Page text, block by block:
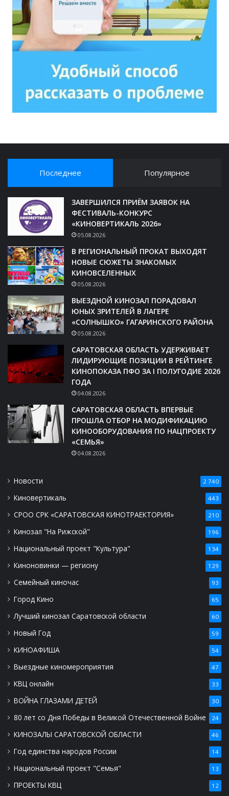
Последнее Популярное
ЗАВЕРШИЛСЯ ПРИЁМ ЗАЯВОК НА
ФЕСТИВАЛЬ-КОНКУРС
«КИНОВЕРТИКАЛЬ 2026»
05.08.2026
В РЕГИОНАЛЬНЫЙ ПРОКАТ ВЫХОДЯТ
НОВЫЕ СЮЖЕТЫ ЗНАКОМЫХ
КИНОВСЕЛЕННЫХ
05.08.2026
ВЫЕЗДНОЙ КИНОЗАЛ ПОРАДОВАЛ
ЮНЫХ ЗРИТЕЛЕЙ В ЛАГЕРЕ
«СОЛНЫШКО» ГАГАРИНСКОГО РАЙОНА
05.08.2026
САРАТОВСКАЯ ОБЛАСТЬ УДЕРЖИВАЕТ
ЛИДИРУЮЩИЕ ПОЗИЦИИ В РЕЙТИНГЕ
КИНОПОКАЗА ПФО ЗА I ПОЛУГОДИЕ 2026
ГОДА
04.08.2026
САРАТОВСКАЯ ОБЛАСТЬ ВПЕРВЫЕ
ПРОШЛА ОТБОР НА МОДИФИКАЦИЮ
КИНООБОРУДОВАНИЯ ПО НАЦПРОЕКТУ
«СЕМЬЯ»
04.08.2026
Новости 2 740
Киновертикаль 443
СРОО СРК «САРАТОВСКАЯ КИНОТРАЕКТОРИЯ» 210
Кинозал "На Рижской" 196
Национальный проект "Культура" 134
Киноновинки — региону 129
Семейный киночас 93
Город Кино 65
Лучший кинозал Саратовской области 60
Новый Год 59
КИНОАФИША 54
Выездные киномероприятия 47
КВЦ онлайн 33
ВОЙНА ГЛАЗАМИ ДЕТЕЙ 30
80 лет со Дня Победы в Великой Отечественной Войне 24
КИНОЗАЛЫ САРАТОВСКОЙ ОБЛАСТИ 46
Год единства народов России 14
Национальный проект "Семья" 13
ПРОЕКТЫ КВЦ 12